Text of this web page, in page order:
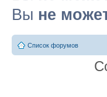
Вы не
Список форумов